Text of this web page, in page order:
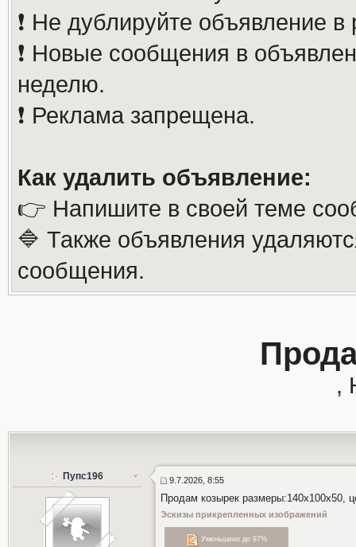
❗️ Не дублируйте объявление
❗️ Новые сообщения в
неделю.
❗️ Реклама запрещена.
Как удалить объявление:
👉 Напишите в своей теме
🔷 Также объявления
сообщения.
,
Пупс196 9.7.2026, 8:55
Продам козырек размеры:140х100х50,
Эскизы прикрепленных изображений
Уменьшено до 97%